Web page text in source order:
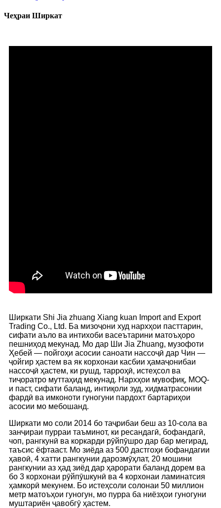
Чеҳраи Ширкат
Ширкати Shi Jia zhuang Xiang kuan Import and Export
Trading Co., Ltd. Ба мизоҷони худ нархҳои пасттарин,
сифати аъло ва интихоби васеътарини матоъҳоро
пешниҳод мекунад. Мо дар Ши Jia Zhuang, музофоти
Ҳебей — пойгоҳи асосии саноати нассоҷӣ дар Чин —
ҷойгир ҳастем ва як корхонаи касбии ҳамаҷонибаи
нассоҷӣ ҳастем, ки рушд, тарроҳӣ, истеҳсол ва
тиҷоратро муттаҳид мекунад. Нархҳои мувофиқ, MOQ-
и паст, сифати баланд, интиқоли зуд, хидматрасонии
фардӣ ва имконоти гуногуни пардохт бартариҳои
асосии мо мебошанд.
Ширкати мо соли 2014 бо таҷрибаи беш аз 10-сола ва
занҷираи пурраи таъминот, ки ресандагӣ, бофандагӣ,
чоп, рангкунӣ ва коркарди рӯйпӯшро дар бар мегирад,
таъсис ёфтааст. Мо зиёда аз 500 дастгоҳи бофандагии
ҳавоӣ, 4 хатти рангкунии дарозмӯҳлат, 20 мошини
рангкунии аз ҳад зиёд дар ҳарорати баланд дорем ва
бо 3 корхонаи рӯйпӯшкунӣ ва 4 корхонаи ламинатсия
ҳамкорӣ мекунем. Бо истеҳсоли солонаи 50 миллион
метр матоъҳои гуногун, мо пурра ба ниёзҳои гуногуни
муштариён ҷавобгӯ ҳастем.